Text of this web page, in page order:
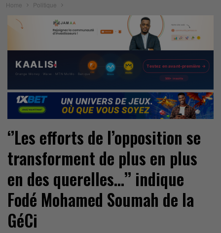
Home Politique
‘’Les efforts de l’opposition se
transforment de plus en plus
en des querelles…’’ indique
Fodé Mohamed Soumah de la
GéCi